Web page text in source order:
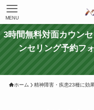
MENU
3時間無料対面カウン
ンセリング予約フ
ホーム 精神障害・疾患23種に効